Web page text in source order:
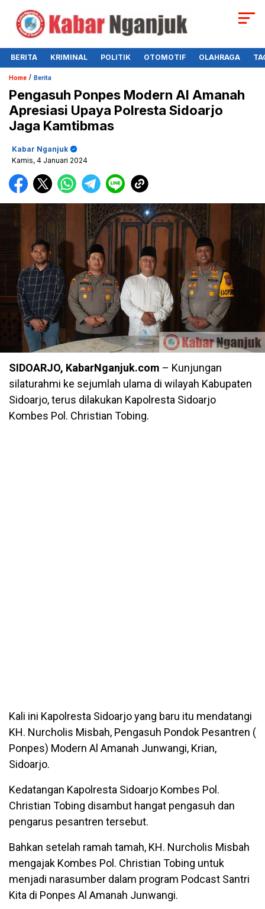
BERITA KRIMINAL POLITIK OTOMOTIF OLAHRAGA
Home / Berita
Pengasuh Ponpes Modern Al Amanah
Apresiasi Upaya Polresta Sidoarjo
Jaga Kamtibmas
Kabar Nganjuk
Kamis, 4 Januari 2024
SIDOARJO, KabarNganjuk.com – Kunjungan
silaturahmi ke sejumlah ulama di wilayah Kabupaten
Sidoarjo, terus dilakukan Kapolresta Sidoarjo
Kombes Pol. Christian Tobing.
Kali ini Kapolresta Sidoarjo yang baru itu mendatangi
KH. Nurcholis Misbah, Pengasuh Pondok Pesantren (
Ponpes) Modern Al Amanah Junwangi, Krian,
Sidoarjo.
Kedatangan Kapolresta Sidoarjo Kombes Pol.
Christian Tobing disambut hangat pengasuh dan
pengarus pesantren tersebut.
Bahkan setelah ramah tamah, KH. Nurcholis Misbah
mengajak Kombes Pol. Christian Tobing untuk
menjadi narasumber dalam program Podcast Santri
Kita di Ponpes Al Amanah Junwangi.